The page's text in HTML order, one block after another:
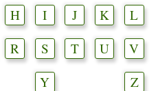
H I J K
L
R S T U
V
Y Z